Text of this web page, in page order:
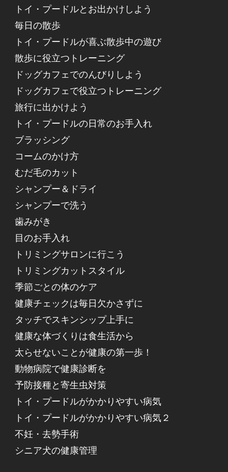
トイ・プードルとお出かけしよう
毎日の散歩
トイ・プードルが喜ぶ散歩中の遊び
散歩に役立つトレーニング
ドッグカフェでのんびりしよう
ドッグカフェで役立つトレーニング
旅行に出かけよう
トイ・プードルの日常のお手入れ
ブラッシング
コームのかけ方
むだ毛のカット
シャンプー＆ドライ
シャンプーで洗う
歯みがき
目のお手入れ
トリミングサロンに行こう
トリミングカットスタイル
季節ごとの体のケア
健康チェックは毎日欠かさずに
タッチでスキンシップ上手に
健康な体づくりは食生活から
太らせないことが健康の第一歩！
動物病院で健康診断を
予防接種と寄生虫対策
トイ・プードルがかかりやすい病気
トイ・プードルがかかりやすい病気２
不妊・去勢手術
シニア犬の健康管理